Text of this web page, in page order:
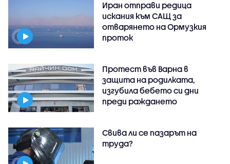
Иран отправи редица
искания към САЩ за
отварянето на Ормузкия
проток
Протест във Варна в
защита на родилката,
изгубила бебето си дни
преди раждането
Свива ли се пазарът на
труда?